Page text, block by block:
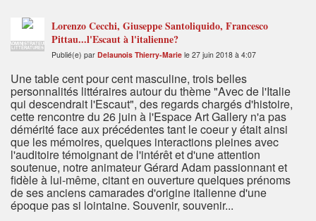
ADMINISTRATEUR
LITTÉRATURES
Lorenzo Cecchi, Giuseppe Santoliquido, Francesco
Pittau...l'Escaut à l'italienne?
Publié(e) par Delaunois Thierry-Marie le 27 juin 2018 à 4:07
Une table cent pour cent masculine, trois belles
personnalités littéraires autour du thème "Avec de l'Italie
qui descendrait l'Escaut", des regards chargés d'histoire,
cette rencontre du 26 juin à l'Espace Art Gallery n'a pas
démérité face aux précédentes tant le coeur y était ainsi
que les mémoires, quelques interactions pleines avec
l'auditoire témoignant de l'intérêt et d'une attention
soutenue, notre animateur Gérard Adam passionnant et
fidèle à lui-même, citant en ouverture quelques prénoms
de ses anciens camarades d'origine italienne d'une
époque pas si lointaine. Souvenir, souvenir...